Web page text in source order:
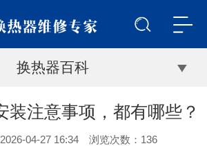
换热器百科
装注意事项，都有哪些？
04-27 16:34 浏览次数： 136